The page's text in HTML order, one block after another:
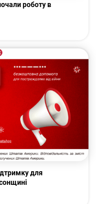
роботу в
для